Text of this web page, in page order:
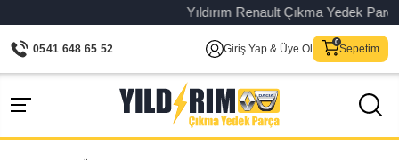
Yıldırım Renault Çıkma Yedek
0541 648 65 52 Giriş Yap & Üye Ol Sepetim